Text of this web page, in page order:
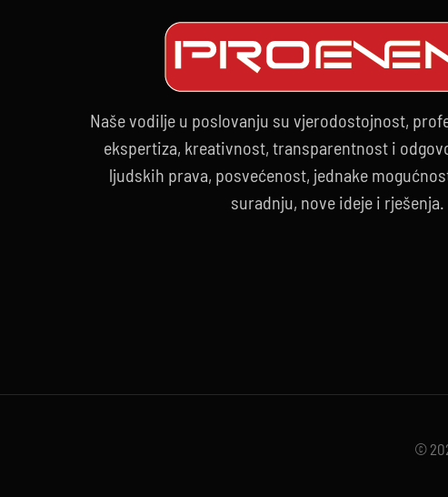
Naše vodilje u poslovanju su vjerodostojnost,
ekspertiza, kreativnost, transparentnost i
ljudskih prava, posvećenost, jednake
suradnju, nove ideje i rješenja.
©